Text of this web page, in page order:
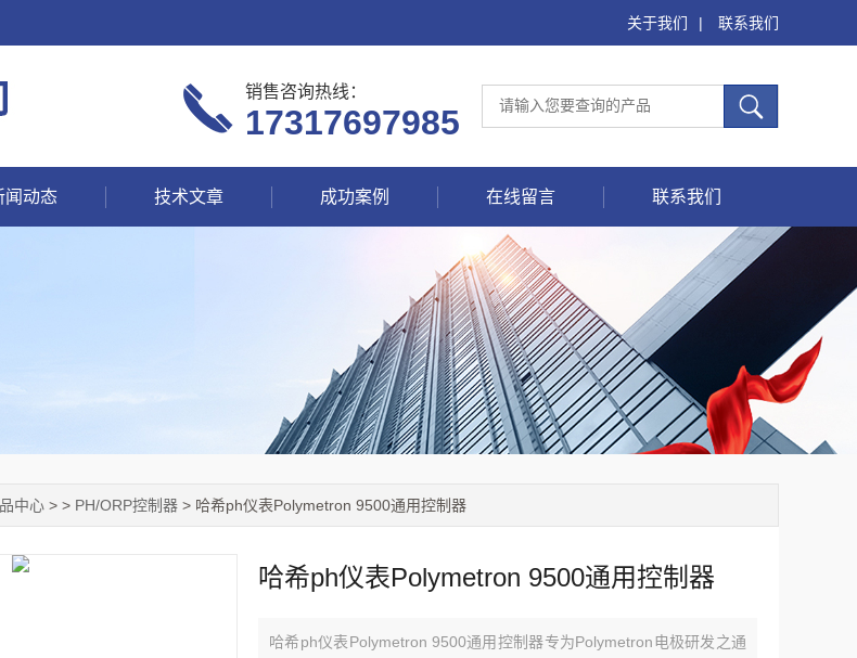
关于我们 | 联系我们
销售咨询热线：
17317697985
闻动态 技术文章 成功案例 在线留言 联系我们
中心 > > PH/ORP控制器 > 哈希ph仪表Polymetron 9500通用控制器
哈希ph仪表Polymetron 9500通用控制器
哈希ph仪表Polymetron 9500通用控制器专为Polymetron电极研发之通